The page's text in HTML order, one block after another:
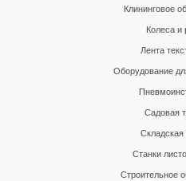
Клининговое
Колеса и
Лента
Оборудование
Садовая
Складская
Станки
Строительное